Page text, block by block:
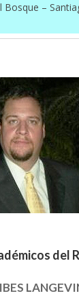
Bosque –
del